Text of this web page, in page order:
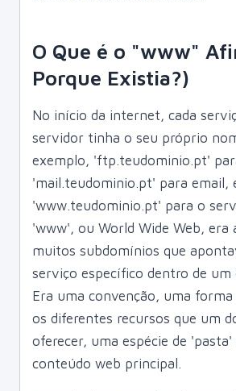
O Que é o "www"
Porque Existia?)
No início da internet, cada
servidor tinha o seu próprio
exemplo, 'ftp.teudominio.pt'
'mail.teudominio.pt' para email,
'www.teudominio.pt' para o
'www', ou World Wide Web, era
muitos subdomínios que
serviço específico dentro de um
Era uma convenção, uma
os diferentes recursos que um
oferecer, uma espécie de
conteúdo web principal.